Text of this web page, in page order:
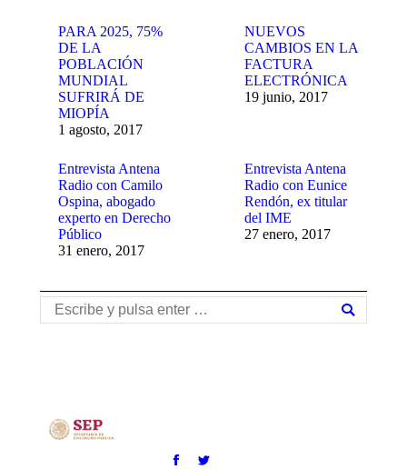
PARA 2025, 75%
DE LA
POBLACIÓN
MUNDIAL
SUFRIRÁ DE
MIOPÍA
1 agosto, 2017
NUEVOS
CAMBIOS EN LA
FACTURA
ELECTRÓNICA
19 junio, 2017
Entrevista Antena
Radio con Camilo
Ospina, abogado
experto en Derecho
Público
31 enero, 2017
Entrevista Antena
Radio con Eunice
Rendón, ex titular
del IME
27 enero, 2017
Buscar: